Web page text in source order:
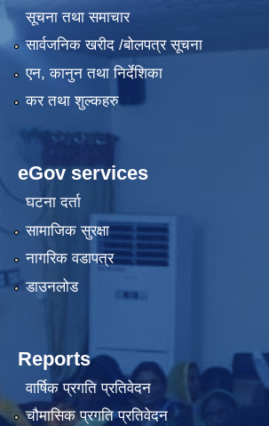
सूचना तथा समाचार
सार्वजनिक खरीद /बोलपत्र सूचना
एन, कानुन तथा निर्देशिका
कर तथा शुल्कहरु
eGov services
घटना दर्ता
सामाजिक सुरक्षा
नागरिक वडापत्र
डाउनलोड
Reports
वार्षिक प्रगति प्रतिवेदन
चौमासिक प्रगति प्रतिवेदन